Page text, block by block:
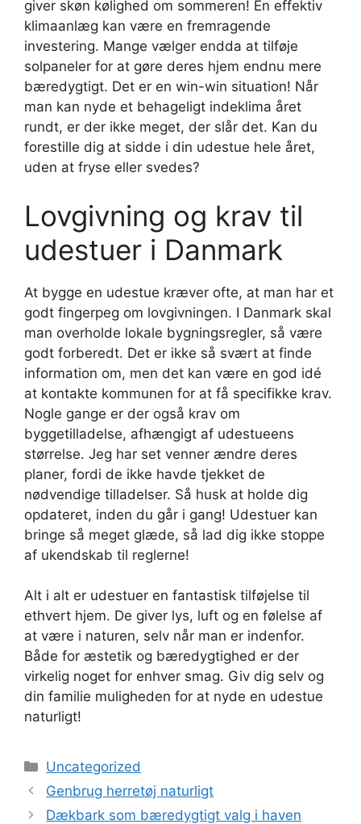
giver skøn kølighed om sommeren! En effektiv
klimaanlæg kan være en fremragende
investering. Mange vælger endda at tilføje
solpaneler for at gøre deres hjem endnu mere
bæredygtigt. Det er en win-win situation! Når
man kan nyde et behageligt indeklima året
rundt, er der ikke meget, der slår det. Kan du
forestille dig at sidde i din udestue hele året,
uden at fryse eller svedes?
Lovgivning og krav til
udestuer i Danmark
At bygge en udestue kræver ofte, at man har et
godt fingerpeg om lovgivningen. I Danmark skal
man overholde lokale bygningsregler, så være
godt forberedt. Det er ikke så svært at finde
information om, men det kan være en god idé
at kontakte kommunen for at få specifikke krav.
Nogle gange er der også krav om
byggetilladelse, afhængigt af udestueens
størrelse. Jeg har set venner ændre deres
planer, fordi de ikke havde tjekket de
nødvendige tilladelser. Så husk at holde dig
opdateret, inden du går i gang! Udestuer kan
bringe så meget glæde, så lad dig ikke stoppe
af ukendskab til reglerne!
Alt i alt er udestuer en fantastisk tilføjelse til
ethvert hjem. De giver lys, luft og en følelse af
at være i naturen, selv når man er indenfor.
Både for æstetik og bæredygtighed er der
virkelig noget for enhver smag. Giv dig selv og
din familie muligheden for at nyde en udestue
naturligt!
Kategorier
Uncategorized
Genbrug herretøj naturligt
Dækbark som bæredygtigt valg i haven